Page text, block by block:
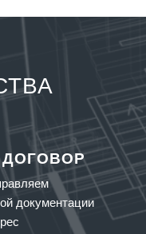
документации